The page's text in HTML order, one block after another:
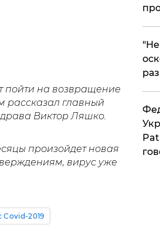
пойти на возвращение
рассказал главный
Виктор Ляшко.
произойдет новая
вирус уже
Covid-2019